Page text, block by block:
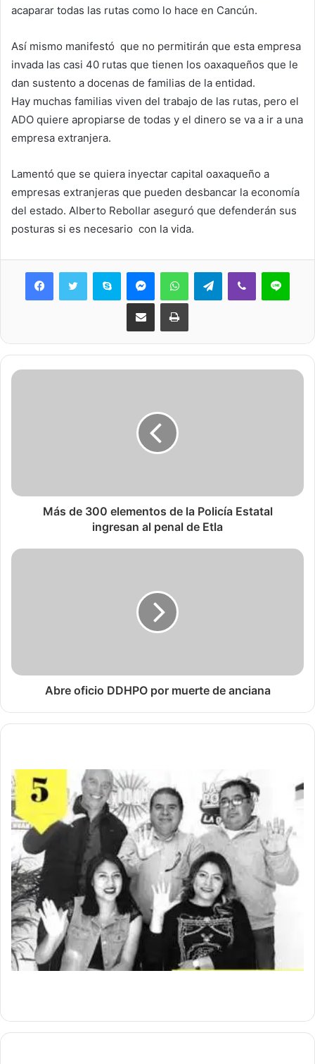
acaparar todas las rutas como lo hace en Cancún.
Así mismo manifestó que no permitirán que esta empresa
invada las casi 40 rutas que tienen los oaxaqueños que le
dan sustento a docenas de familias de la entidad.
Hay muchas familias viven del trabajo de las rutas, pero el
ADO quiere apropiarse de todas y el dinero se va a ir a una
empresa extranjera.
Lamentó que se quiera inyectar capital oaxaqueño a
empresas extranjeras que pueden desbancar la economía
del estado. Alberto Rebollar aseguró que defenderán sus
posturas si es necesario con la vida.
Skype MessengerWhatsAppTelegramViber Line
Share via Email Print
Más de 300 elementos de la Policía Estatal
ingresan al penal de Etla
Abre oficio DDHPO por muerte de anciana